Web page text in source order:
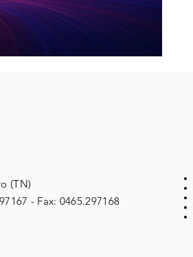
(TN)
- Fax: 0465.297168